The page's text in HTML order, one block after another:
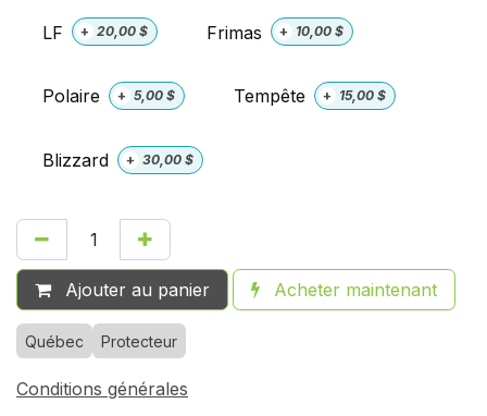
LF + 20,00 $ Frimas + 10,00$
Polaire + 5,00 $ Tempête + 15,00$
Blizzard + 30,00 $
Ajouter au panier Acheter maintenant
Québec Protecteur
Conditions générales